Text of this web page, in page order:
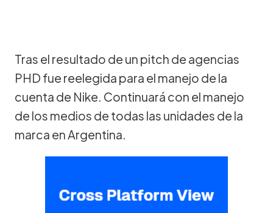
Tras el resultado de un pitch de agencias
PHD fue reelegida para el manejo de la
cuenta de Nike. Continuará con el manejo
de los medios de todas las unidades de la
marca en Argentina.